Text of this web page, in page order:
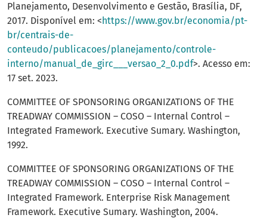
Planejamento, Desenvolvimento e Gestão, Brasília, DF,
2017. Disponível em: < https://www.gov.br/economia/pt-
br/centrais-de-
conteudo/publicacoes/planejamento/controle-
interno/manual_de_girc___versao_2_0.pdf>. Acesso em:
17 set. 2023.
COMMITTEE OF SPONSORING ORGANIZATIONS OF THE
TREADWAY COMMISSION – COSO – Internal Control –
Integrated Framework. Executive Sumary. Washington,
1992.
COMMITTEE OF SPONSORING ORGANIZATIONS OF THE
TREADWAY COMMISSION – COSO – Internal Control –
Integrated Framework. Enterprise Risk Management
Framework. Executive Sumary. Washington, 2004.